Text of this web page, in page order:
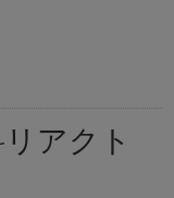
リアクト